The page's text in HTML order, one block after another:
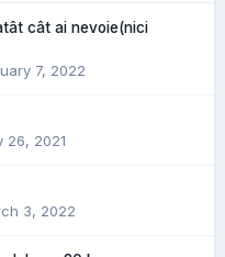
cât ai nevoie(nici
7, 2022
26, 2021
3, 2022